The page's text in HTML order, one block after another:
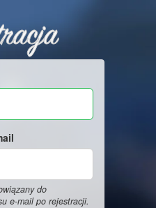
do
e-mail po rejestracji.